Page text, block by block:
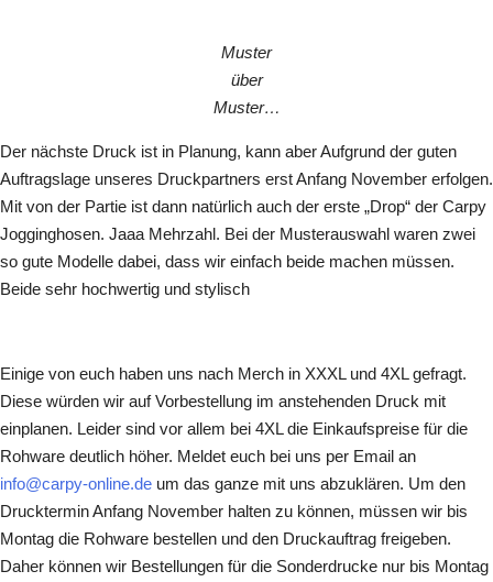
Muster
über
Muster…
Der nächste Druck ist in Planung, kann aber Aufgrund der guten
Auftragslage unseres Druckpartners erst Anfang November erfolgen.
Mit von der Partie ist dann natürlich auch der erste „Drop“ der Carpy
Jogginghosen. Jaaa Mehrzahl. Bei der Musterauswahl waren zwei
so gute Modelle dabei, dass wir einfach beide machen müssen.
Beide sehr hochwertig und stylisch
Einige von euch haben uns nach Merch in XXXL und 4XL gefragt.
Diese würden wir auf Vorbestellung im anstehenden Druck mit
einplanen. Leider sind vor allem bei 4XL die Einkaufspreise für die
Rohware deutlich höher. Meldet euch bei uns per Email an
info@carpy-online.de um das ganze mit uns abzuklären. Um den
Drucktermin Anfang November halten zu können, müssen wir bis
Montag die Rohware bestellen und den Druckauftrag freigeben.
Daher können wir Bestellungen für die Sonderdrucke nur bis Montag